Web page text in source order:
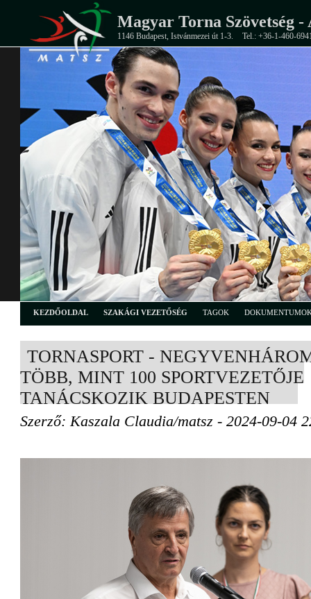
Magyar Torna Szövetség -
1146 Budapest, Istvánmezei út 1-3. Tel.: +36-1-460-
KEZDŐOLDAL SZAKÁGI VEZETŐSÉG TAGOK
TORNASPORT -
TÖBB, MINT 100 SPORTVEZETŐJE
TANÁCSKOZIK BUDAPESTEN
Szerző: Kaszala Claudia/matsz - 2024-09-04